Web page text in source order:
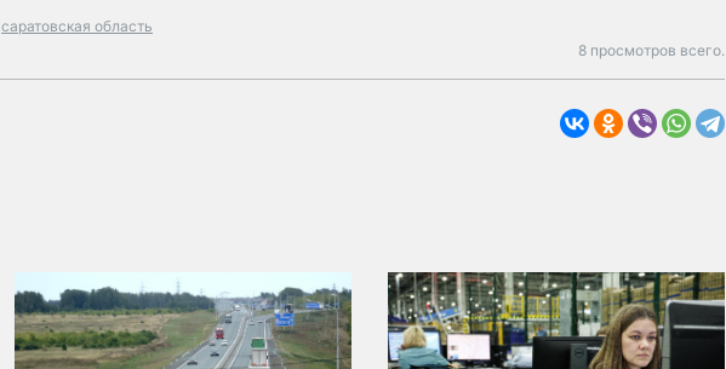
саратовская область
8 просмотров всего.